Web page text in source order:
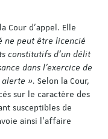
Cour d’appel. Elle
ne peut être licencié
constitutifs d’un délit
dans l’exercice de
alerte ». Selon la Cour,
sur le caractère des
susceptibles de
ainsi l’affaire